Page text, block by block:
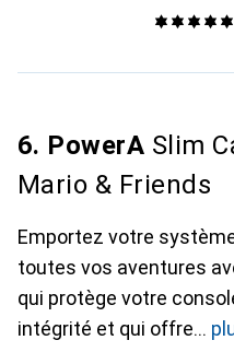
6. PowerA Slim
Mario & Friends
Emportez votre
toutes vos aventures
qui protège votre
intégrité et qui offre